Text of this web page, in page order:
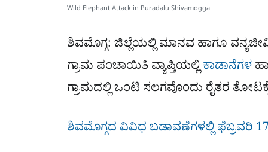
Wild Elephant Attack in Puradalu Shivamogga
ಶಿವಮೊಗ್ಗ: ಜಿಲ್ಲೆಯಲ್ಲಿ ಮಾನವ ಹಾಗೂ
ಗ್ರಾಮ ಪಂಚಾಯಿತಿ ವ್ಯಾಪ್ತಿಯಲ್ಲಿಕಾಡಾನೆಗಳ
ಗ್ರಾಮದಲ್ಲಿ ಒಂಟಿ ಸಲಗವೊಂದು ರೈತರ
ಶಿವಮೊಗ್ಗದ ವಿವಿಧ ಬಡಾವಣೆಗಳಲ್ಲಿ ಫೆಬ್ರವರಿ